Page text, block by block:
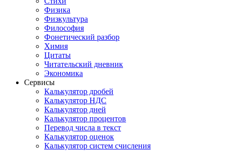
Физика
Физкультура
Философия
Фонетический разбор
Химия
Цитаты
Читательский дневник
Экономика
Сервисы
Калькулятор дробей
Калькулятор НДС
Калькулятор дней
Калькулятор процентов
Перевод числа в текст
Калькулятор оценок
Калькулятор систем счисления